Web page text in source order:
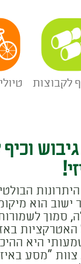
לקבוצות
גיבוש
ישוב הוא
סמוך
האטרקציות
היא
צוות "מסע